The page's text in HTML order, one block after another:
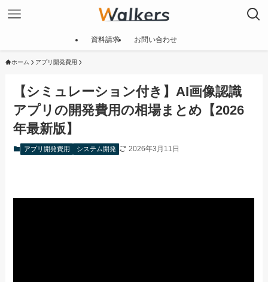
資料請求 お問い合わせ
ホーム アプリ開発費用
【シミュレーション付き】AI画像認識
アプリの開発費用の相場まとめ【2026
年最新版】
アプリ開発費用 システム開発 2026年3月11日